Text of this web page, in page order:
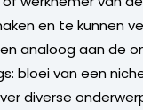
en te kunnen
analoog aan de
bloei van een
diverse